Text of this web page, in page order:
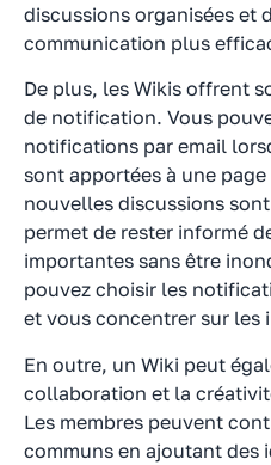
discussions organisées et
communication plus
De plus, les Wikis offrent
de notification. Vous
notifications par email
sont apportées à une
nouvelles discussions
permet de rester informé
importantes sans être
pouvez choisir les
et vous concentrer sur les
En outre, un Wiki peut
collaboration et la
Les membres peuvent
communs en ajoutant des